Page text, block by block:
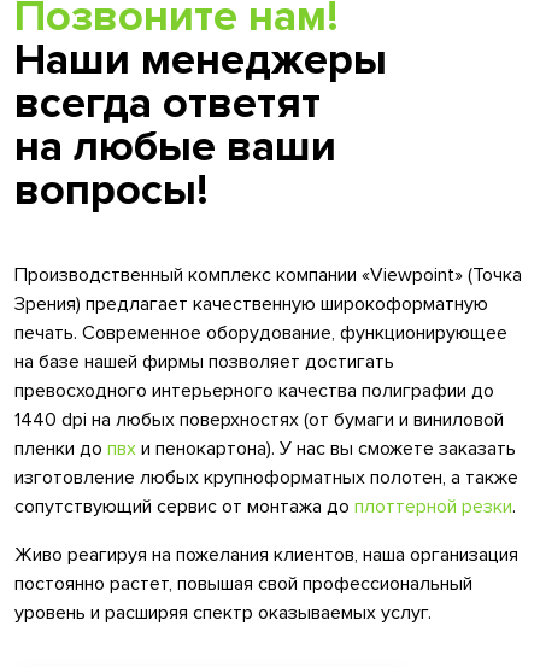
Позвоните нам!
Наши менеджеры
всегда ответят
на любые ваши
вопросы!
Производственный комплекс компании «Viewpoint» (Точка
Зрения) предлагает качественную широкоформатную
печать. Современное оборудование, функционирующее
на базе нашей фирмы позволяет достигать
превосходного интерьерного качества полиграфии до
1440 dpi на любых поверхностях (от бумаги и виниловой
пленки до пвх и пенокартона). У нас вы сможете заказать
изготовление любых крупноформатных полотен, а также
сопутствующий сервис от монтажа до плоттерной резки.
Живо реагируя на пожелания клиентов, наша организация
постоянно растет, повышая свой профессиональный
уровень и расширяя спектр оказываемых услуг.